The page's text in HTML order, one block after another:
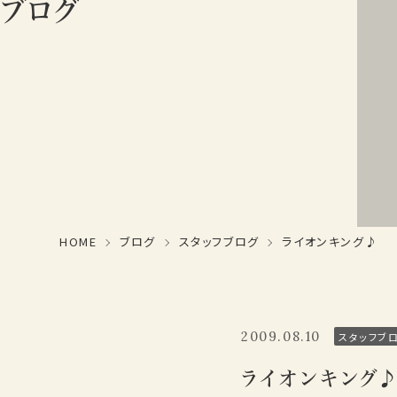
ブログ
HOME ブログ スタッフブログ ライオンキング♪
2009.08.10 スタッフブ
ライオンキング